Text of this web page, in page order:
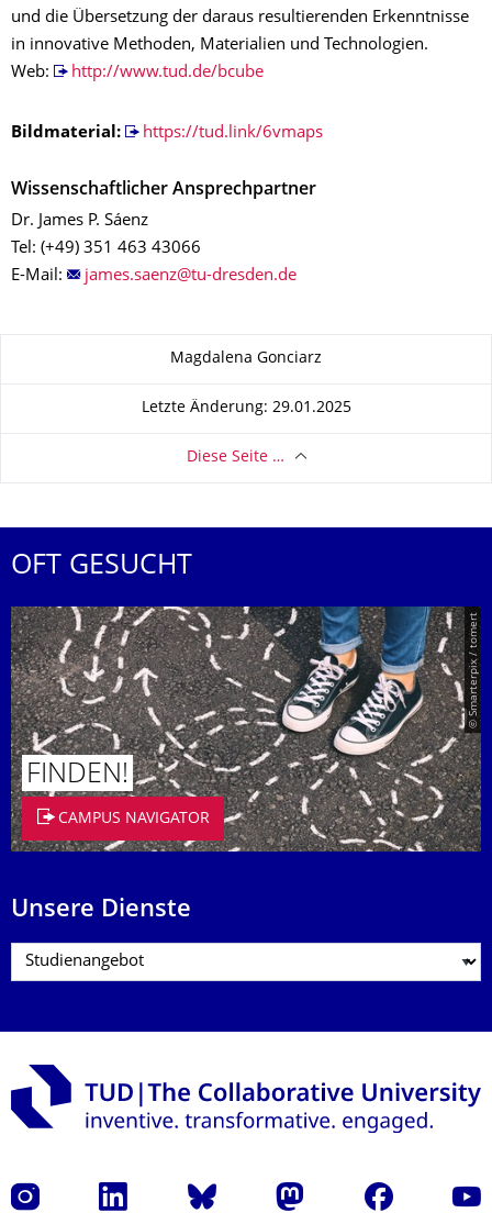
und die Übersetzung der daraus resultierenden Erkenntnisse
in innovative Methoden, Materialien und Technologien.
Web:
http://www.tud.de/bcube
Bildmaterial: https://tud.link/6vmaps
Wissenschaftlicher Ansprechpartner
Dr. James P. Sáenz
Tel: (+49) 351 463 43066
E-Mail:
Zu dieser SeiteMagdalena Gonciarz
Letzte Änderung: 29.01.2025
Diese Seite …
OFT GESUCHT
© Smarterpix / tomert
FINDEN!
CAMPUS NAVIGATOR
Unsere Dienste
Instagram LinkedIn Bluesky Mastodon Facebook